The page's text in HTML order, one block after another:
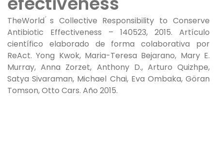
TheWorld ́s Collective Responsibility to Conserve
Antibiotic Effectiveness – 140523, 2015. Artículo
científico elaborado de forma colaborativa por
ReAct. Yong Kwok, Maria-Teresa Bejarano, Mary E.
Murray, Anna Zorzet, Anthony D., Arturo Quizhpe,
Satya Sivaraman, Michael Chai, Eva Ombaka, Göran
Tomson, Otto Cars. Año 2015.